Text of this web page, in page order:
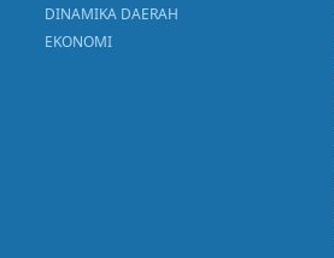
DINAMIKA DAERAH
EKONOMI